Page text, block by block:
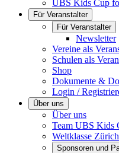
UBS Kids Cup
Für Veranstalter
Für Veranstalter
Newsletter
Vereine als
Schulen als
Shop
Dokumente &
Login /
Über uns
Über uns
Team UBS Kids
Weltklasse Zürich
Sponsoren und